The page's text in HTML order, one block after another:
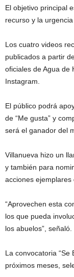
El objetivo principal
recurso y la
Los cuatro videos
publicados a partir
oficiales de Agua de
Instagram.
El público podrá
de “Me gusta” y
será el ganador del
Villanueva hizo un
y también para
acciones ejemplares
“Aprovechen esta
los que pueda
los abuelos”, señaló.
La convocatoria “Se
próximos meses,